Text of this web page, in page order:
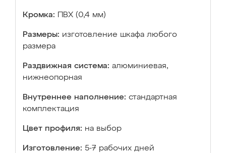
Кромка: ПВХ (0,4 мм)
Размеры: изготовление шкафа любого
размера
Раздвижная система: алюминиевая,
нижнеопорная
Внутреннее наполнение: стандартная
комплектация
Цвет профиля: на выбор
Изготовление: 5-7 рабочих дней